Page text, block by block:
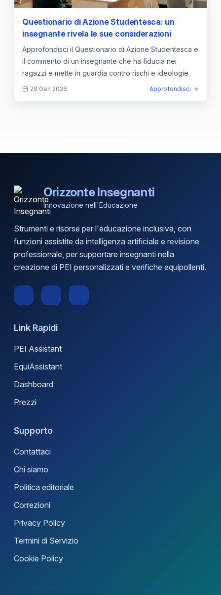
Questionario di Azione Studentesca: un
insegnante rivela le sue considerazioni
Approfondisci il Questionario di Azione Studentesca e
il commento di un insegnante che ha fiducia nei
ragazzi e mette in guardia contro rischi e ideologie.
29 Gen 2026 Approfondisci
Orizzonte Insegnanti
Innovazione nell'Educazione
Strumenti e risorse per l'educazione inclusiva, con
funzioni assistite da intelligenza artificiale e revisione
professionale, per supportare insegnanti nella
creazione di PEI personalizzati e verifiche equipollenti.
Link Rapidi
PEI Assistant
EquiAssistant
Dashboard
Prezzi
Supporto
Contattaci
Chi siamo
Politica editoriale
Correzioni
Privacy Policy
Termini di Servizio
Cookie Policy